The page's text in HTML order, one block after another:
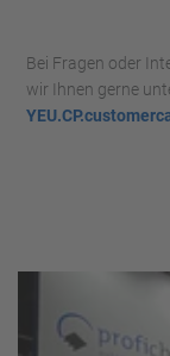
Bei Fragen oder
wir Ihnen gerne